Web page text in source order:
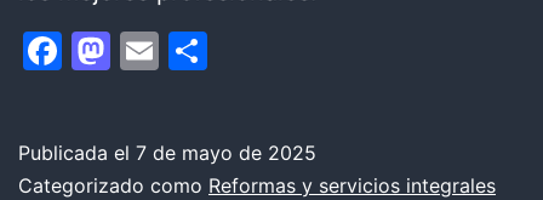
Facebook
Mastodon
Email
Publicada el 7 de mayo de 2025
Categorizado como Reformas y servicios integrales